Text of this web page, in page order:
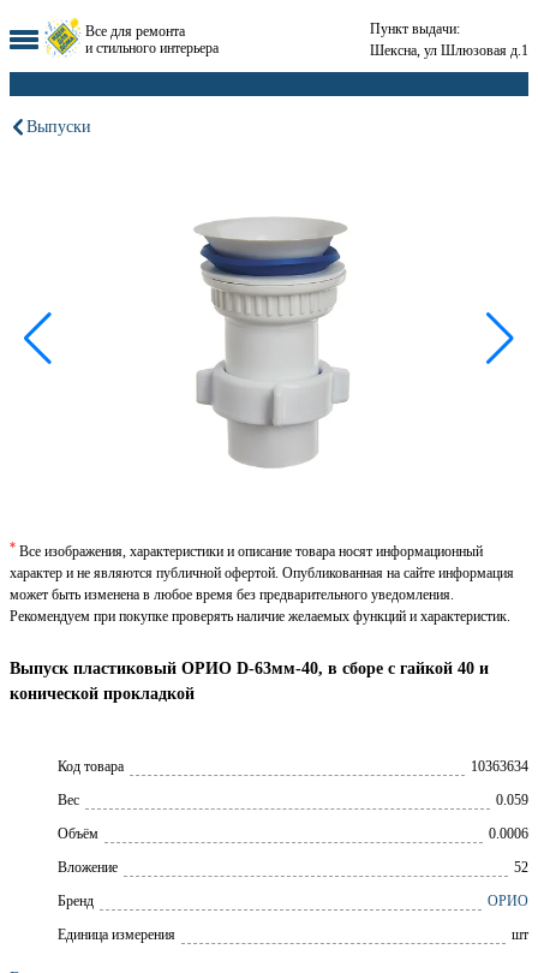
Все для ремонта
и стильного интерьера
Пункт выдачи:
Шексна, ул Шлюзовая д.1
Выпуски
Выпуск пластиковый ОРИО D-63мм-40, в сборе с гайкой 40 и
конической прокладкой
Код товара
10363634
Вес
0.059
Объём
0.0006
Вложение
52
Брeнд
ОРИО
Единица измерения
шт
* Все изображения, характеристики и описание товара носят информационный
характер и не являются публичной офертой. Опубликованная на сайте информация
может быть изменена в любое время без предварительного уведомления.
Рекомендуем при покупке проверять наличие желаемых функций и характеристик.